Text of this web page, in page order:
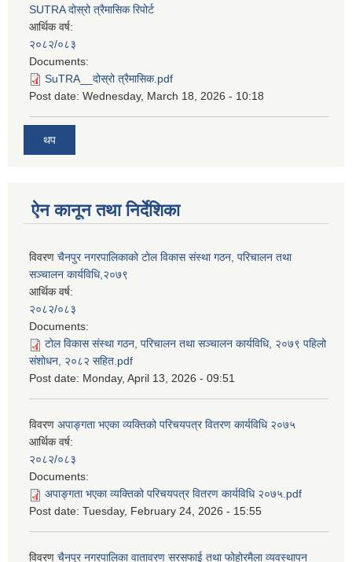
SUTRA दोस्रो त्रैमासिक रिपोर्ट
आर्थिक वर्ष:
२०८२/०८३
Documents:
SuTRA__दोस्रो त्रैमासिक.pdf
Post date: Wednesday, March 18, 2026 - 10:18
थप
ऐन कानून तथा निर्देशिका
विवरण चैनपुर नगरपालिकाको टोल विकास संस्था गठन, परिचालन तथा
सञ्चालन कार्यविधि,२०७९
आर्थिक वर्ष:
२०८२/०८३
Documents:
टोल विकास संस्था गठन, परिचालन तथा सञ्चालन कार्यविधि, २०७९ पहिलो
संशोधन, २०८२ सहित.pdf
Post date: Monday, April 13, 2026 - 09:51
विवरण अपाङ्गता भएका व्यक्तिको परिचयपत्र वितरण कार्यविधि २०७५
आर्थिक वर्ष:
२०८२/०८३
Documents:
अपाङ्गता भएका व्यक्तिको परिचयपत्र वितरण कार्यविधि २०७५.pdf
Post date: Tuesday, February 24, 2026 - 15:55
विवरण चैनपुर नगरपालिका वातावरण सरसफाई तथा फोहोरमैला व्यवस्थापन